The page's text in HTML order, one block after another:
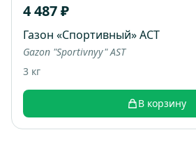
4 487 ₽
Газон «Спортивный» АСТ
Gazon "Sportivnyy" AST
3 кг
В корзину